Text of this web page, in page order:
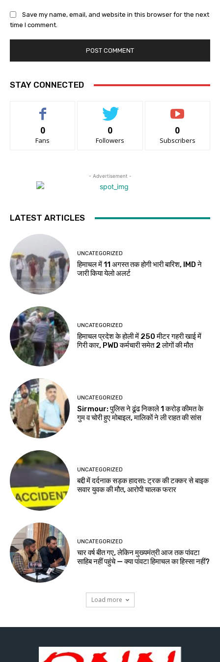
Save my name, email, and website in this browser for the next
time I comment.
STAY CONNECTED
0
Fans
0
Followers
0
Subscribers
- Advertisement -
LATEST ARTICLES
UNCATEGORIZED
हिमाचल में 11 अगस्त तक होगी भारी बारिश, IMD ने
जारी किया येलो अलर्ट
UNCATEGORIZED
हिमाचल प्रदेश के होली में 250 मीटर गहरी खाई में
गिरी कार, PWD कर्मचारी समेत 2 लोगों की मौत
UNCATEGORIZED
Sirmour: पुलिस ने ढूंढ निकाले 1 करोड़ कीमत के
गुम व चोरी हुए मोबाइल, मालिकों ने ली राहत की सांस
UNCATEGORIZED
बद्दी में दर्दनाक सड़क हादसा: ट्रक की टक्कर से बाइक
सवार युवक की मौत, आरोपी चालक फरार
UNCATEGORIZED
चार वर्ष बीत गए, लेकिन मुख्यमंत्री आज तक पांवटा
साहिब नहीं पहुंचे — क्या पांवटा हिमाचल का हिस्सा नहीं?
Load more